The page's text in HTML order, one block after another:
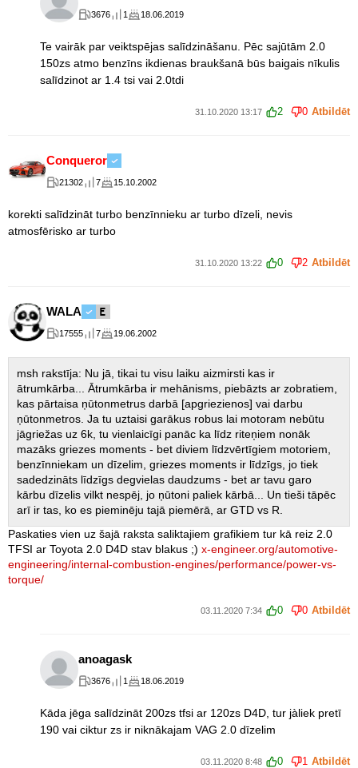
3676 1 18.06.2019
Te vairāk par veiktspējas salīdzināšanu. Pēc sajūtām 2.0
150zs atmo benzīns ikdienas braukšanā būs baigais nīkulis
salīdzinot ar 1.4 tsi vai 2.0tdi
31.10.2020 13:17 2 0 Atbildēt
Conqueror
21302 7 15.10.2002
korekti salīdzināt turbo benzīnnieku ar turbo dīzeli, nevis
atmosfērisko ar turbo
31.10.2020 13:22 0 2 Atbildēt
WALA
17555 7 19.06.2002
msh rakstīja: Nu jā, tikai tu visu laiku aizmirsti kas ir
ātrumkārba... Ātrumkārba ir mehānisms, piebāzts ar zobratiem,
kas pārtaisa ņūtonmetrus darbā [apgriezienos] vai darbu
ņūtonmetros. Ja tu uztaisi garākus robus lai motoram nebūtu
jāgriežas uz 6k, tu vienlaicīgi panāc ka līdz riteņiem nonāk
mazāks griezes moments - bet diviem līdzvērtīgiem motoriem,
benzīnniekam un dīzelim, griezes moments ir līdzīgs, jo tiek
sadedzināts līdzīgs degvielas daudzums - bet ar tavu garo
kārbu dīzelis vilkt nespēj, jo ņūtoni paliek kārbā... Un tieši tāpēc
arī ir tas, ko es pieminēju tajā piemērā, ar GTD vs R.
Paskaties vien uz šajā raksta saliktajiem grafikiem tur kā reiz 2.0
TFSI ar Toyota 2.0 D4D stav blakus ;) x-engineer.org/automotive-
engineering/internal-combustion-engines/performance/power-vs-
torque/
03.11.2020 7:34 0 0 Atbildēt
anoagask
3676 1 18.06.2019
Kāda jēga salīdzināt 200zs tfsi ar 120zs D4D, tur jàliek pretī
190 vai ciktur zs ir niknākajam VAG 2.0 dīzelim
03.11.2020 8:48 0 1 Atbildēt